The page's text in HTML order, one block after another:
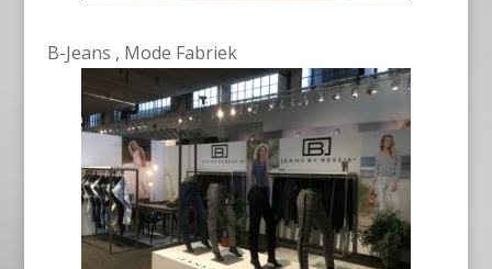
B-Jeans , Mode Fabriek